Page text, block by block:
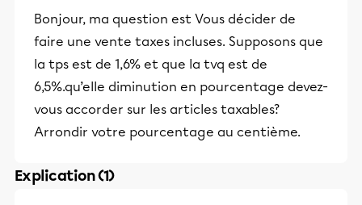
Bonjour, ma question est Vous décider de
faire une vente taxes incluses. Supposons que
la tps est de 1,6% et que la tvq est de
6,5%.qu’elle diminution en pourcentage devez-
vous accorder sur les articles taxables?
Arrondir votre pourcentage au centième.
Explication (1)